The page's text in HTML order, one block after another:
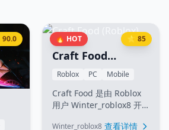
90.0 🔥 HOT ⭐ 85
Craft Food
(Roblox)
Roblox PC Mobile
Craft Food 是由 Roblox
用户 Winter_roblox8 开
Winter_roblox8 查看详情